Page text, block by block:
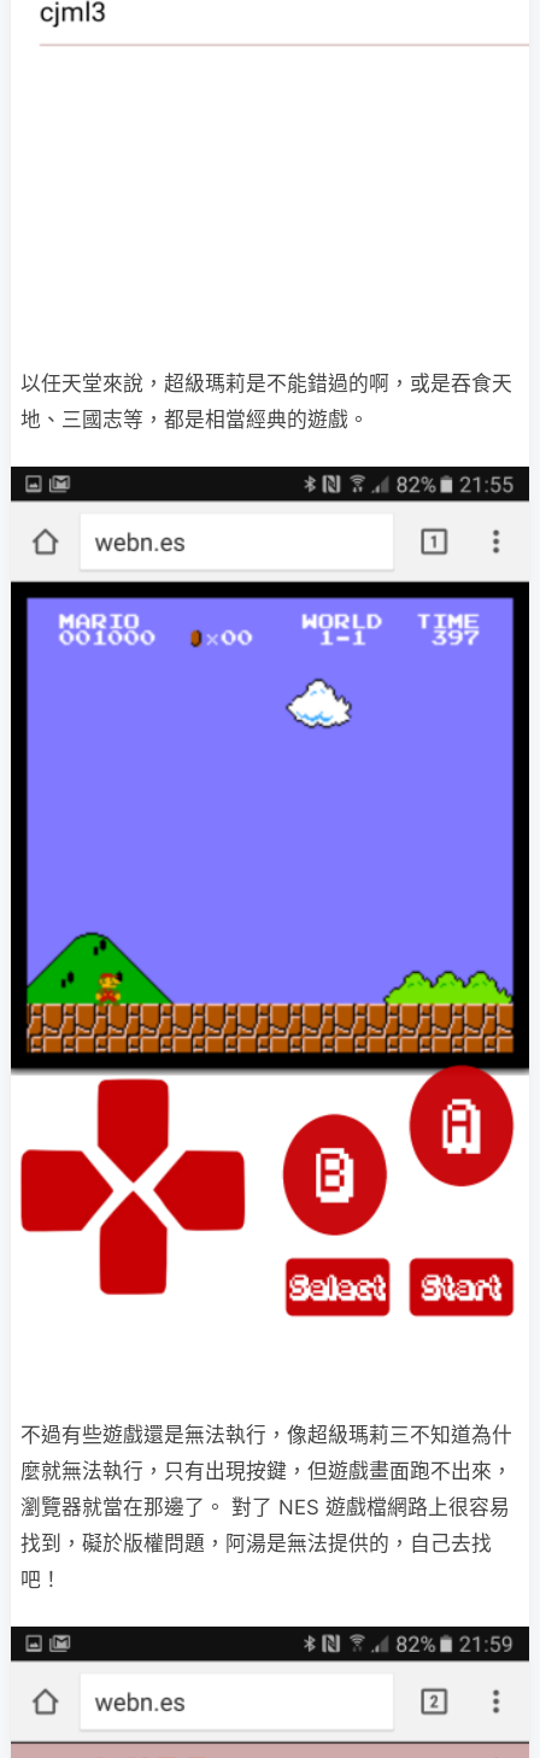
以任天堂來說，超級瑪莉是不能錯過的啊，或是吞食天
地、三國志等，都是相當經典的遊戲。
不過有些遊戲還是無法執行，像超級瑪莉三不知道為什
麼就無法執行，只有出現按鍵，但遊戲畫面跑不出來，
瀏覽器就當在那邊了。 對了 NES 遊戲檔網路上很容易
找到，礙於版權問題，阿湯是無法提供的，自己去找
吧！